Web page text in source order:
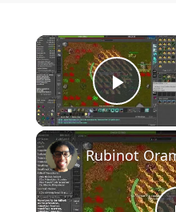
Play